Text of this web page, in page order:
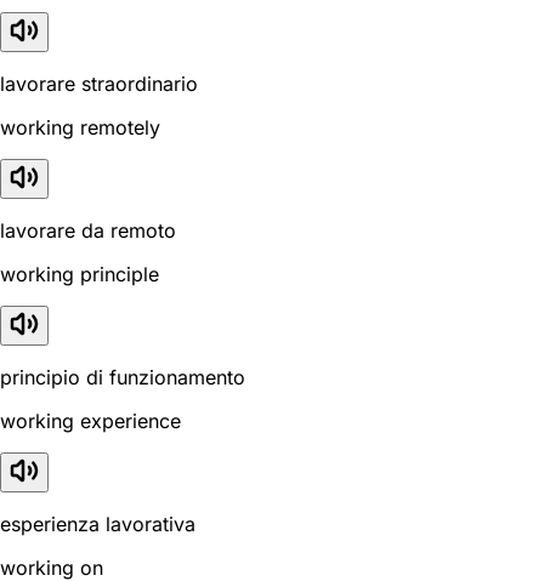
lavorare straordinario
working remotely
lavorare da remoto
working principle
principio di funzionamento
working experience
esperienza lavorativa
working on